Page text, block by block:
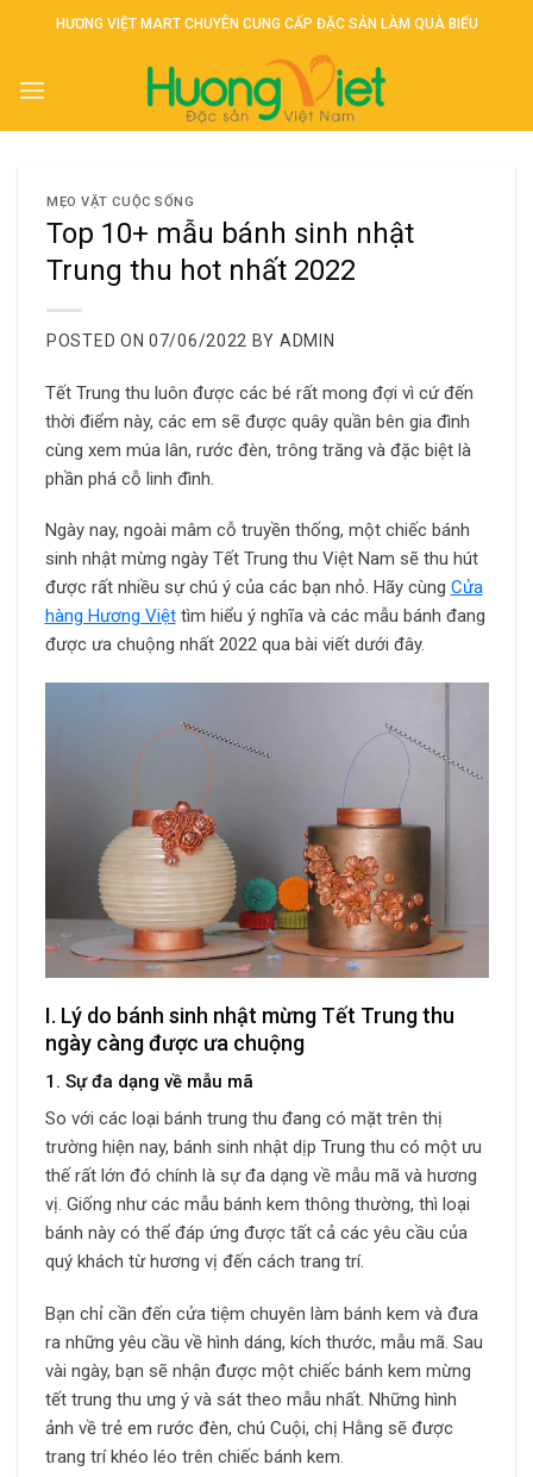
HƯƠNG VIỆT MART CHUYÊN CUNG CẤP ĐẶC SẢN LÀM QUÀ BIẾU
MẸO VẶT CUỘC SỐNG
Top 10+ mẫu bánh sinh nhật
Trung thu hot nhất 2022
POSTED ON 07/06/2022 BY ADMIN
Tết Trung thu luôn được các bé rất mong đợi vì cứ đến
thời điểm này, các em sẽ được quây quần bên gia đình
cùng xem múa lân, rước đèn, trông trăng và đặc biệt là
phần phá cỗ linh đình.
Ngày nay, ngoài mâm cỗ truyền thống, một chiếc bánh
sinh nhật mừng ngày Tết Trung thu Việt Nam sẽ thu hút
được rất nhiều sự chú ý của các bạn nhỏ. Hãy cùng Cửa
hàng Hương Việttìm hiểu ý nghĩa và các mẫu bánh đang
được ưa chuộng nhất 2022 qua bài viết dưới đây.
I. Lý do bánh sinh nhật mừng Tết Trung thu
ngày càng được ưa chuộng
1. Sự đa dạng về mẫu mã
So với các loại bánh trung thu đang có mặt trên thị
trường hiện nay, bánh sinh nhật dịp Trung thu có một ưu
thế rất lớn đó chính là sự đa dạng về mẫu mã và hương
vị. Giống như các mẫu bánh kem thông thường, thì loại
bánh này có thể đáp ứng được tất cả các yêu cầu của
quý khách từ hương vị đến cách trang trí.
Bạn chỉ cần đến cửa tiệm chuyên làm bánh kem và đưa
ra những yêu cầu về hình dáng, kích thước, mẫu mã. Sau
vài ngày, bạn sẽ nhận được một chiếc bánh kem mừng
tết trung thu ưng ý và sát theo mẫu nhất. Những hình
ảnh về trẻ em rước đèn, chú Cuội, chị Hằng sẽ được
trang trí khéo léo trên chiếc bánh kem.